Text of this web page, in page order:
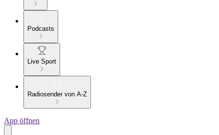
Podcasts
Live Sport
Radiosender von A-Z
App öffnen